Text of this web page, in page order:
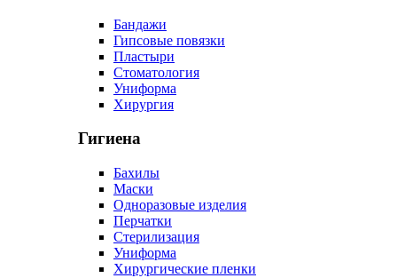
Бандажи
Гипсовые повязки
Пластыри
Стоматология
Униформа
Хирургия
Гигиена
Бахилы
Маски
Одноразовые изделия
Перчатки
Стерилизация
Униформа
Хирургические пленки